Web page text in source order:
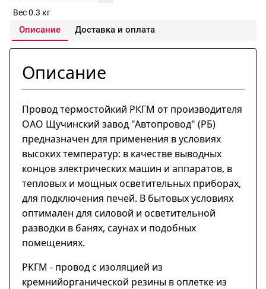
Вес 0.3 кг
Описание Доставка и оплата
Описание
Провод термостойкий РКГМ от производителя
ОАО Щучинский завод "Автопровод" (РБ)
предназначен для применения в условиях
высоких температур: в качестве выводных
концов электрических машин и аппаратов, в
тепловых и мощных осветительных приборах,
для подключения печей. В бытовых условиях
оптимален для силовой и осветительной
разводки в банях, саунах и подобных
помещениях.
РКГМ - провод с изоляцией из
кремнийорганической резины в оплетке из